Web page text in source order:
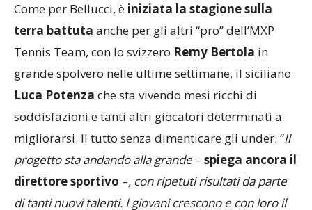
Come per Bellucci, èiniziata la stagione sulla
terra battutaanche per gli altri “pro” dell’MXP
Tennis Team, con lo svizzeroRemy Bertolain
grande spolvero nelle ultime settimane, il siciliano
Luca Potenzache sta vivendo mesi ricchi di
soddisfazioni e tanti altri giocatori determinati a
migliorarsi. Il tutto senza dimenticare gli under: “Il
progetto sta andando alla grande–spiega ancora il